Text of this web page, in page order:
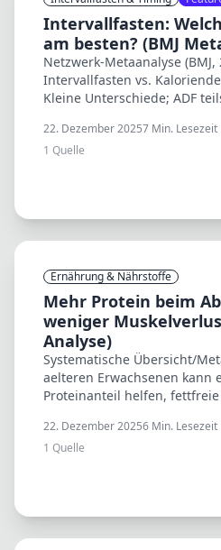
Intervallfasten:
am besten? (BMJ
Netzwerk-Metaanalyse (BMJ,
Intervallfasten vs.
Kleine Unterschiede; ADF
22. Dezember 20257 Min. Lesezeit
1 Quelle
Ernährung & Nährstoffe
Mehr Protein beim
weniger
Analyse)
Systematische Übersicht/
aelteren Erwachsenen kann
Proteinanteil helfen,
22. Dezember 20256 Min. Lesezeit
1 Quelle